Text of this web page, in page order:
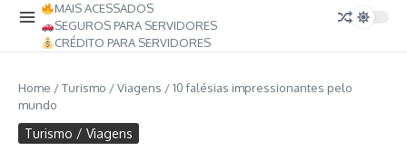
MAIS ACESSADOS
SEGUROS PARA SERVIDORES
CRÉDITO PARA SERVIDORES
Home /Turismo / Viagens /10 falésias impressionantes pelo
mundo
Turismo / Viagens